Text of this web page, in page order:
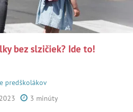
bez slzičiek? Ide to!
predškolákov
3 minúty